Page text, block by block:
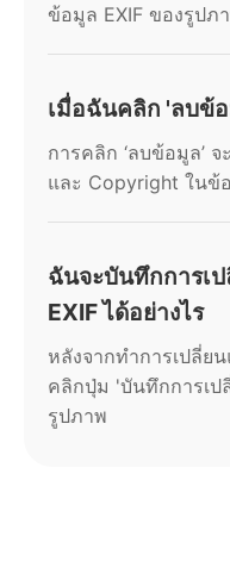
ข้อมูล EXIF ของรูป
เมื่อฉันคลิก 'ลบข้
การคลิก ‘ลบข้อมูล’
และ Copyright ในข้
ฉันจะบันทึกการเ
EXIF ได้อย่างไร
หลังจากทำการเปลี่ย
คลิกปุ่ม 'บันทึกการเป
รูปภาพ